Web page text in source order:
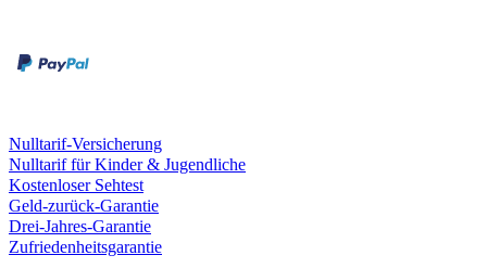
Nulltarif-Versicherung
Nulltarif für Kinder & Jugendliche
Kostenloser Sehtest
Geld-zurück-Garantie
Drei-Jahres-Garantie
Zufriedenheitsgarantie